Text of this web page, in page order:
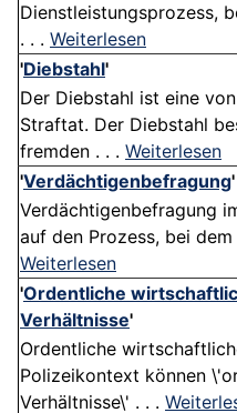
Dienstleistungsprozess,
. . . Weiterlesen
'Diebstahl'
Der Diebstahl ist eine
Straftat. Der Diebstahl
fremden . . . Weiterlesen
'Verdächtigenbefragung'
Verdächtigenbefragung
auf den Prozess, bei
Weiterlesen
'Ordentliche
Verhältnisse'
Ordentliche
Polizeikontext können
Verhältnisse\' . . .